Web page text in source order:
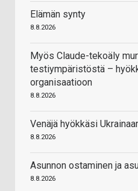
Elämän synty
8.8.2026
Myös Claude-tekoäly
testiympäristöstä –
organisaatioon
8.8.2026
Venäjä hyökkäsi
8.8.2026
Asunnon ostaminen ja
8.8.2026